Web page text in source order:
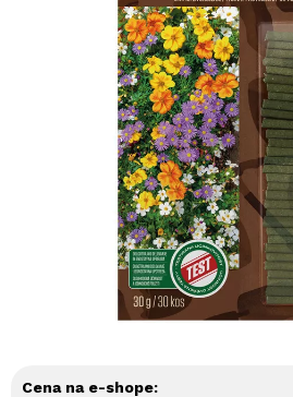
Cena na e-shope: